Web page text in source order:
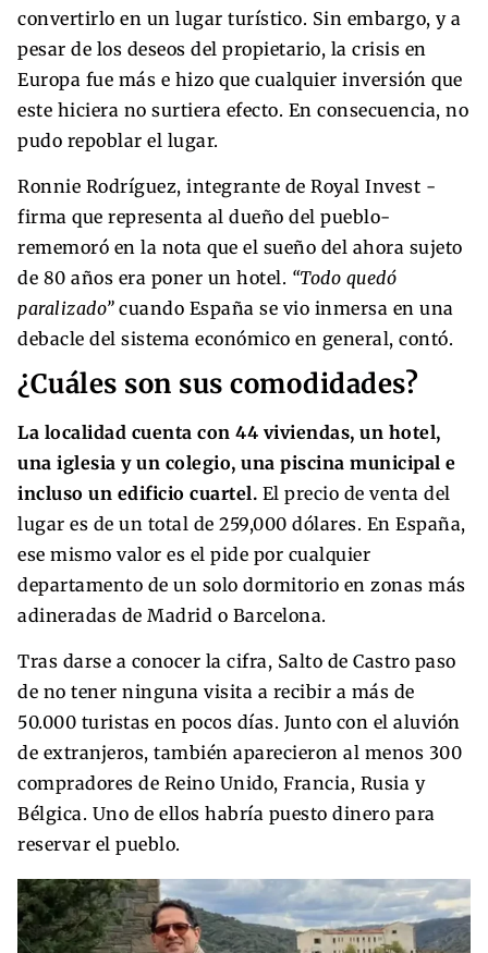
convertirlo en un lugar turístico. Sin embargo, y a
pesar de los deseos del propietario, la crisis en
Europa fue más e hizo que cualquier inversión que
este hiciera no surtiera efecto. En consecuencia, no
pudo repoblar el lugar.
Ronnie Rodríguez, integrante de Royal Invest -
firma que representa al dueño del pueblo-
rememoró en la nota que el sueño del ahora sujeto
de 80 años era poner un hotel. “Todo quedó
paralizado” cuando España se vio inmersa en una
debacle del sistema económico en general, contó.
¿Cuáles son sus comodidades?
La localidad cuenta con 44 viviendas, un hotel,
una iglesia y un colegio, una piscina municipal e
incluso un edificio cuartel. El precio de venta del
lugar es de un total de 259,000 dólares. En España,
ese mismo valor es el pide por cualquier
departamento de un solo dormitorio en zonas más
adineradas de Madrid o Barcelona.
Tras darse a conocer la cifra, Salto de Castro paso
de no tener ninguna visita a recibir a más de
50.000 turistas en pocos días. Junto con el aluvión
de extranjeros, también aparecieron al menos 300
compradores de Reino Unido, Francia, Rusia y
Bélgica. Uno de ellos habría puesto dinero para
reservar el pueblo.